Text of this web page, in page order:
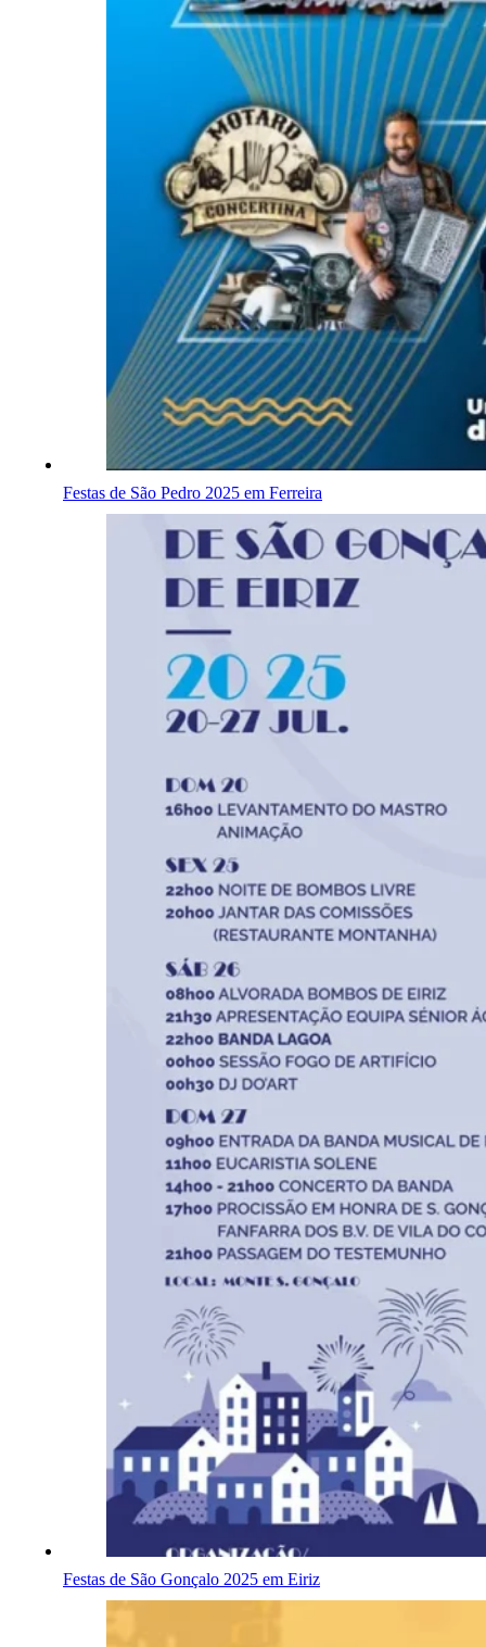
Festas de São Pedro 2025 em Ferreira
Festas de São Gonçalo 2025 em Eiriz